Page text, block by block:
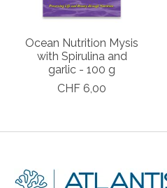
Ocean Nutrition Mysis
with Spirulina and
garlic - 100 g
CHF 6,00